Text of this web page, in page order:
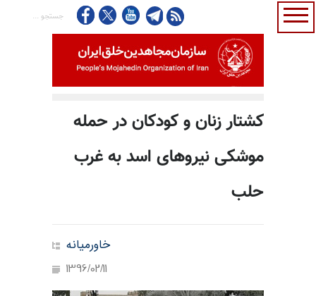
کشتار زنان و کودکان در حمله
موشکی نیروهای اسد به غرب
حلب
خاورمیانه
1396/02/11